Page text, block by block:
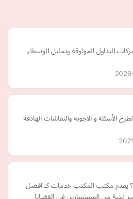
التداول الموثوقة وتحليل الوسطاء
الأسئلة و الاجوبة والنقاشات الهادفة
يقدم مكتب المكتب خدمات كـ افضل
نخبة من المستشارين في القضايا